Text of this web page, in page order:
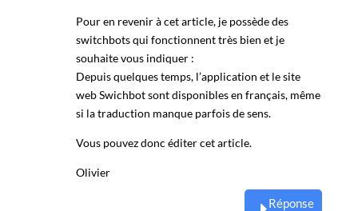
Pour en revenir à cet article, je possède des
switchbots qui fonctionnent très bien et je
souhaite vous indiquer :
Depuis quelques temps, l’application et le site
web Swichbot sont disponibles en français, même
si la traduction manque parfois de sens.
Vous pouvez donc éditer cet article.
Olivier
Réponse